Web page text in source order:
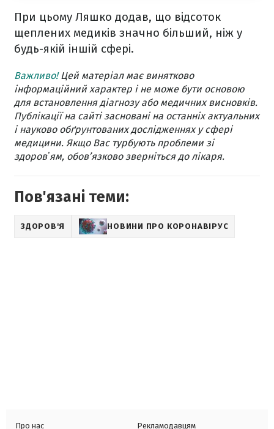
При цьому Ляшко додав, що відсоток
щеплених медиків значно більший, ніж у
будь-якій іншій сфері.
Важливо!Цей матеріал має винятково
інформаційний характер і не може бути основою
для встановлення діагнозу або медичних висновків.
Публікації на сайті засновані на останніх актуальних
і науково обґрунтованих дослідженнях у сфері
медицини. Якщо Вас турбують проблеми зі
здоровʼям, обов’язково зверніться до лікаря.
Пов'язані теми:
ЗДОРОВ'Я НОВИНИ ПРО КОРОНАВІРУС
Про нас
Рекламодавцям